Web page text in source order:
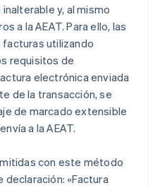
y, al mismo
a la AEAT. Para ello, las
utilizando
requisitos de
electrónica enviada
de la transacción, se
de marcado extensible
a la AEAT.
con este método
«Factura